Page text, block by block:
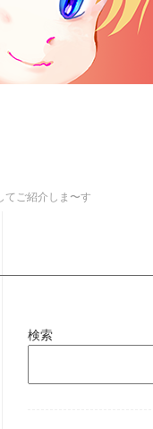
てご紹介しま〜す
検索